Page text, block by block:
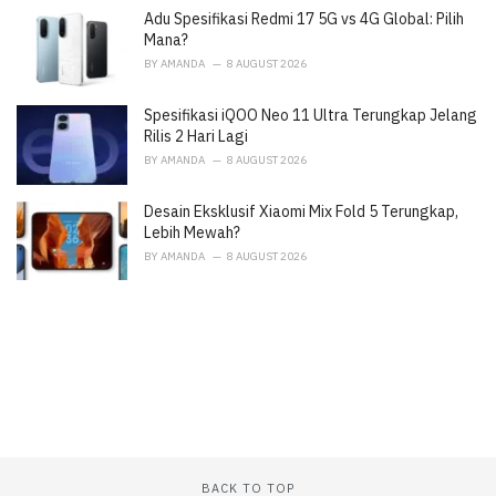
Adu Spesifikasi Redmi 17 5G vs 4G Global: Pilih
Mana?
BY AMANDA 8 AUGUST 2026
Spesifikasi iQOO Neo 11 Ultra Terungkap Jelang
Rilis 2 Hari Lagi
BY AMANDA 8 AUGUST 2026
Desain Eksklusif Xiaomi Mix Fold 5 Terungkap,
Lebih Mewah?
BY AMANDA 8 AUGUST 2026
BACK TO TOP